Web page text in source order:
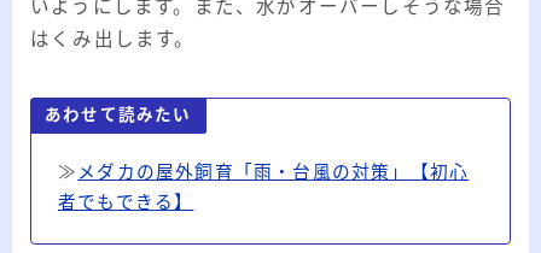
いようにします。また、水がオーバーしそうな場合
はくみ出します。
あわせて読みたい
≫ メダカの屋外飼育「雨・台風の対策」【初心
者でもできる】